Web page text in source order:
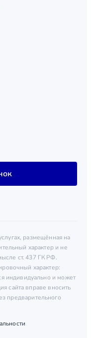
размещённая на
характер и не
ст. 437 ГК РФ.
характер:
индивидуально и может
сайта вправе вносить
предварительного